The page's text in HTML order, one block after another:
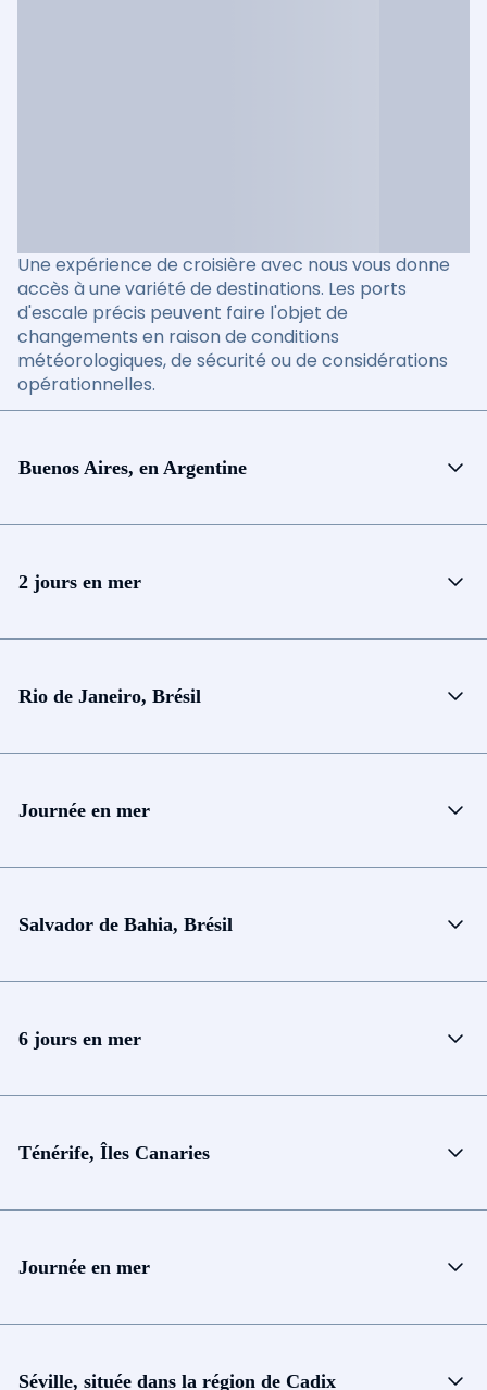
Une expérience de croisière avec nous vous donne
accès à une variété de destinations. Les ports
d'escale précis peuvent faire l'objet de
changements en raison de conditions
météorologiques, de sécurité ou de considérations
opérationnelles.
Buenos Aires, en Argentine
2 jours en mer
Rio de Janeiro, Brésil
Journée en mer
Salvador de Bahia, Brésil
6 jours en mer
Ténérife, Îles Canaries
Journée en mer
Séville, située dans la région de Cadix